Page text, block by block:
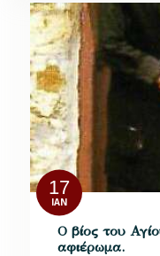
17
ΙΑΝ
Ο βίος του
αφιέρωμα.